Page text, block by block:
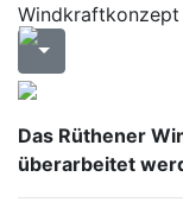
Das Rüthener
überarbeitet